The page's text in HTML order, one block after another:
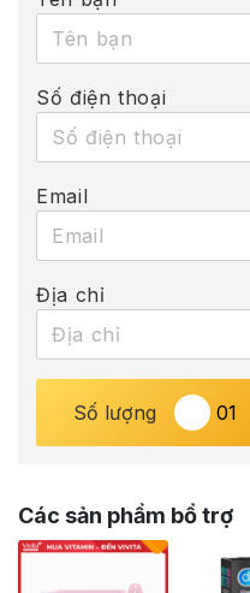
Số điện thoại
Email
Địa chỉ
Số lượng
Các sản phẩm bổ trợ